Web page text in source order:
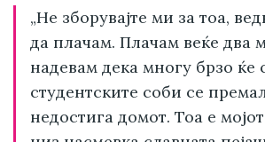
„Не зборувајте ми за тоа,
да плачам. Плачам веќе два
надевам дека многу брзо ќе
студентските соби се
недостига домот. Тоа е